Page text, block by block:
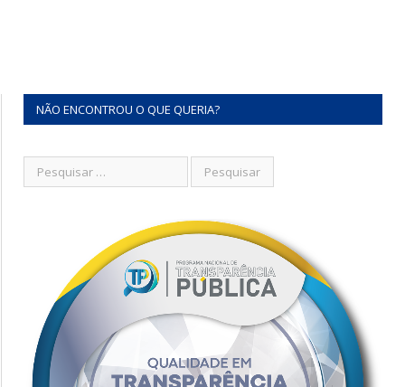
NÃO ENCONTROU O QUE QUERIA?